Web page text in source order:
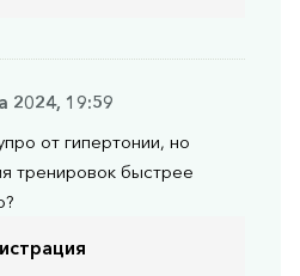
2024, 19:59
от гипертонии, но
тренировок быстрее